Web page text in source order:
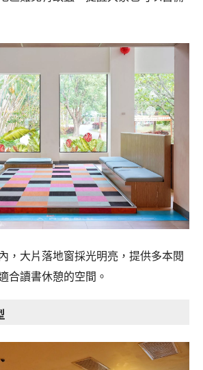
，大片落地窗採光明亮，提供多本閱
合讀書休憩的空間。